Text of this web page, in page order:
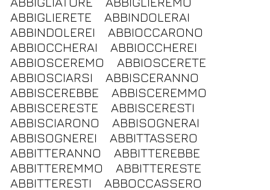
ABBIGLIERETE
ABBINDOLERAI
ABBINDOLEREI
ABBIOCCARONO
ABBIOCCHERAI
ABBIOCCHEREI
ABBIOSCEREMO
ABBIOSCERETE
ABBIOSCIARSI
ABBISCERANNO
ABBISCEREBBE
ABBISCEREMMO
ABBISCERESTE
ABBISCERESTI
ABBISCIARONO
ABBISOGNERAI
ABBISOGNEREI
ABBITTASSERO
ABBITTERANNO
ABBITTEREBBE
ABBITTEREMMO
ABBITTERESTE
ABBITTERESTI
ABBOCCASSERO